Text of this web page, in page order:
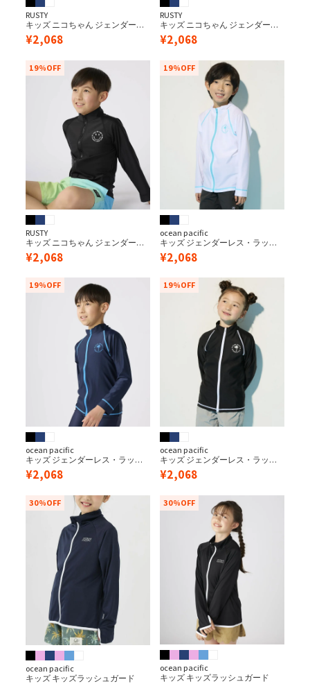
RUSTY
キッズ ニコちゃん ジェンダーレ
ス・ニコちゃんマークラッシュ
ガード
¥2,068
RUSTY
キッズ ニコちゃん ジェンダーレ
ス・ニコちゃんマークラッシュ
ガード
¥2,068
RUSTY
キッズ ニコちゃん ジェンダーレ
ス・ニコちゃんマークラッシュ
ガード
19%OFF
¥2,068
ocean pacific
キッズ ジェンダーレス・ラッシ
ュガード/110cm～170cm
19%OFF
¥2,068
ocean pacific
キッズ ジェンダーレス・ラッシ
ュガード/110cm～170cm
19%OFF
¥2,068
ocean pacific
キッズ ジェンダーレス・ラッシ
ュガード/110cm～170cm
19%OFF
¥2,068
ocean pacific
キッズ キッズラッシュガード
30%OFF
ocean pacific
キッズ キッズラッシュガード
30%OFF